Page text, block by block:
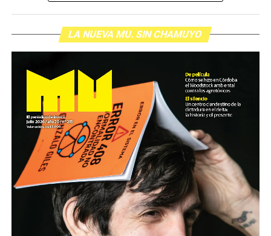
LA NUEVA MU. SIN CHAMUYO